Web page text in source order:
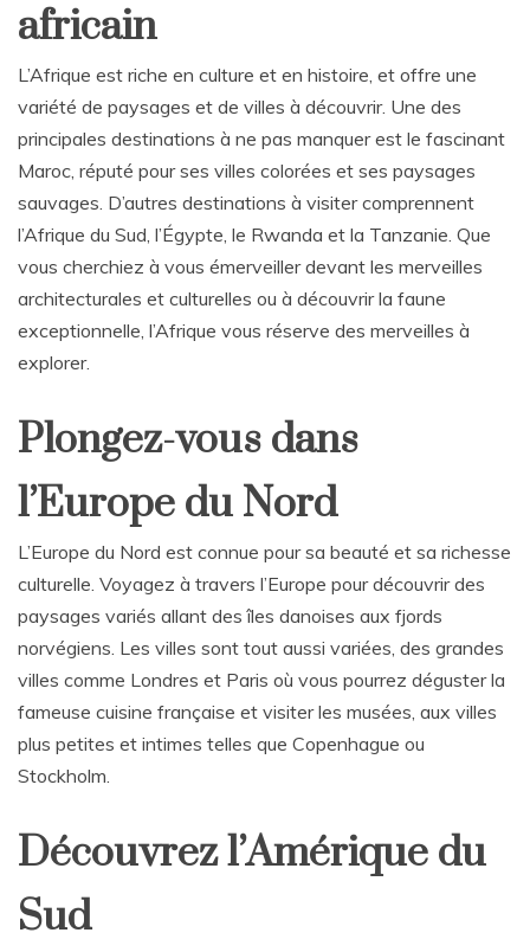
africain
L’Afrique est riche en culture et en histoire, et offre une
variété de paysages et de villes à découvrir. Une des
principales destinations à ne pas manquer est le fascinant
Maroc, réputé pour ses villes colorées et ses paysages
sauvages. D’autres destinations à visiter comprennent
l’Afrique du Sud, l’Égypte, le Rwanda et la Tanzanie. Que
vous cherchiez à vous émerveiller devant les merveilles
architecturales et culturelles ou à découvrir la faune
exceptionnelle, l’Afrique vous réserve des merveilles à
explorer.
Plongez-vous dans
l’Europe du Nord
L’Europe du Nord est connue pour sa beauté et sa richesse
culturelle. Voyagez à travers l’Europe pour découvrir des
paysages variés allant des îles danoises aux fjords
norvégiens. Les villes sont tout aussi variées, des grandes
villes comme Londres et Paris où vous pourrez déguster la
fameuse cuisine française et visiter les musées, aux villes
plus petites et intimes telles que Copenhague ou
Stockholm.
Découvrez l’Amérique du
Sud